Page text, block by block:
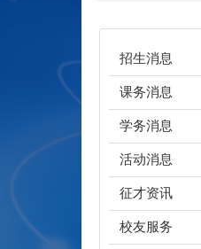
招生消息
课务消息
学务消息
活动消息
征才资讯
校友服务